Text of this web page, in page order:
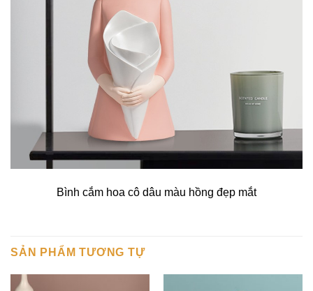
Bình cắm hoa cô dâu màu hồng đẹp mắt
SẢN PHẨM TƯƠNG TỰ